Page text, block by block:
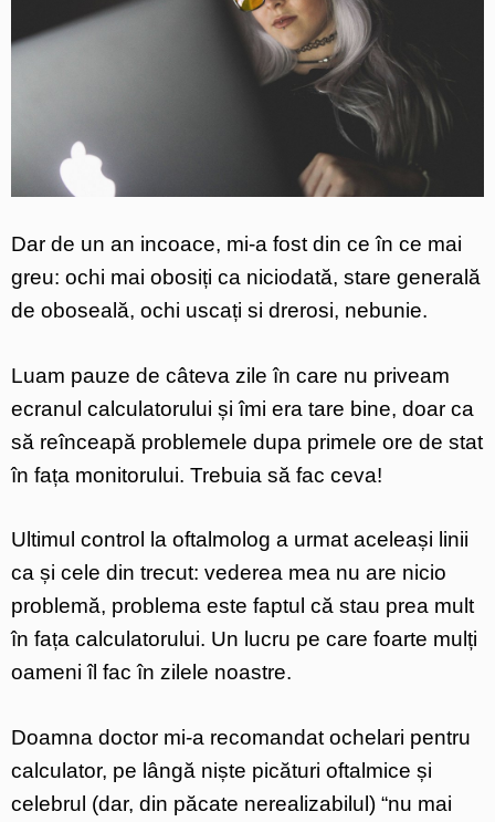
Dar de un an incoace, mi-a fost din ce în ce mai
greu: ochi mai obosiți ca niciodată, stare generală
de oboseală, ochi uscați si drerosi, nebunie.
Luam pauze de câteva zile în care nu priveam
ecranul calculatorului și îmi era tare bine, doar ca
să reînceapă problemele dupa primele ore de stat
în fața monitorului. Trebuia să fac ceva!
Ultimul control la oftalmolog a urmat aceleași linii
ca și cele din trecut: vederea mea nu are nicio
problemă, problema este faptul că stau prea mult
în fața calculatorului. Un lucru pe care foarte mulți
oameni îl fac în zilele noastre.
Doamna doctor mi-a recomandat ochelari pentru
calculator, pe lângă niște picături oftalmice și
celebrul (dar, din păcate nerealizabilul) “nu mai